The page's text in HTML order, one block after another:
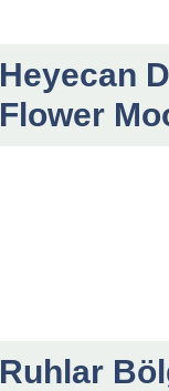
Heyecan
Flower
Ruhlar